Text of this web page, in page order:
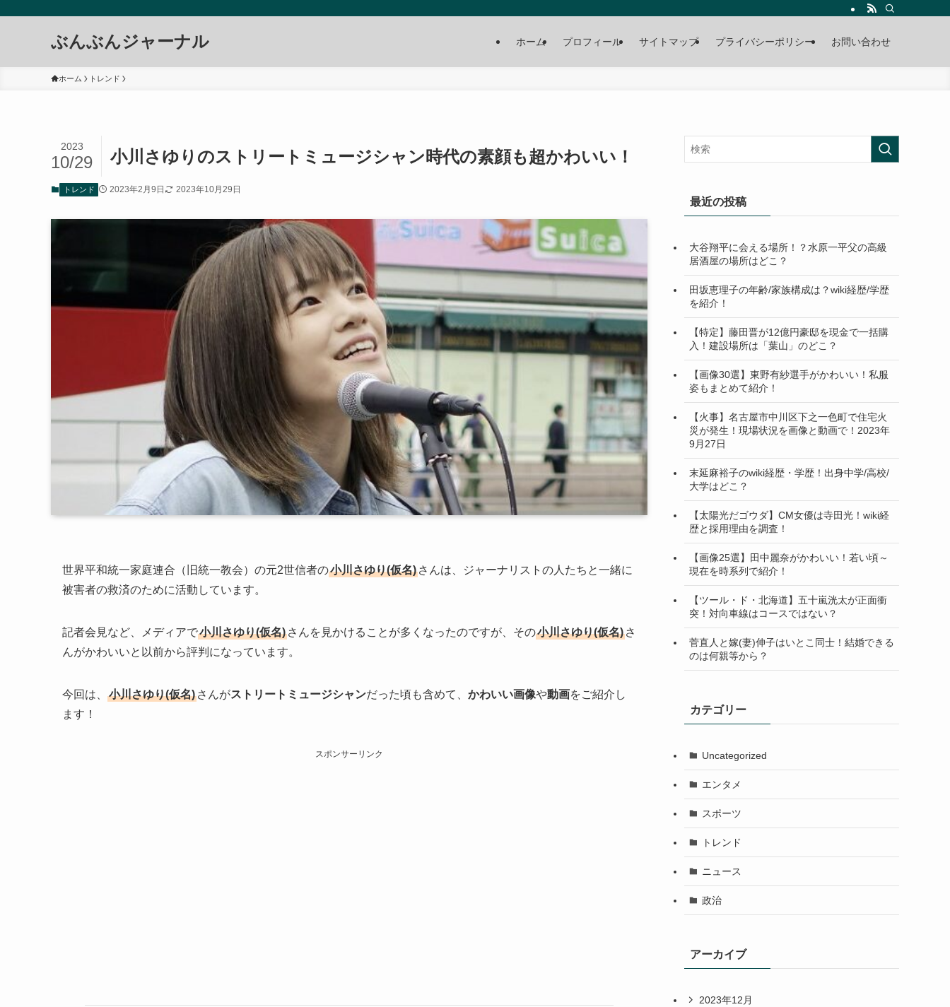
ぶんぶんジャーナル ホーム プロフィール サイトマップ プライバシーポリシー お問い合わせ
ホーム トレンド
小川さゆりのストリートミュージシャン時代の素顔も超かわいい！
2023
10/29
トレンド 2023年2月9日 2023年10月29日
世界平和統一家庭連合（旧統一教会）の元2世信者の小川さゆり(仮名) さんは、ジャーナリストの人たちと一緒に
被害者の救済のために活動しています。
記者会見など、メディアで小川さゆり(仮名) さんを見かけることが多くなったのですが、その小川さゆり(仮名) さ
んがかわいいと以前から評判になっています。
今回は、 小川さゆり(仮名) さんがストリートミュージシャンだった頃も含めて、 かわいい画像や動画をご紹介し
ます！
スポンサーリンク
最近の投稿
大谷翔平に会える場所！？水原一平父の高級
居酒屋の場所はどこ？
田坂恵理子の年齢/家族構成は？wiki経歴/学歴
を紹介！
【特定】藤田晋が12億円豪邸を現金で一括購
入！建設場所は「葉山」のどこ？
【画像30選】東野有紗選手がかわいい！私服
姿もまとめて紹介！
【火事】名古屋市中川区下之一色町で住宅火
災が発生！現場状況を画像と動画で！2023年
9月27日
末延麻裕子のwiki経歴・学歴！出身中学/高校/
大学はどこ？
【太陽光だゴウダ】CM女優は寺田光！wiki経
歴と採用理由を調査！
【画像25選】田中麗奈がかわいい！若い頃～
現在を時系列で紹介！
【ツール・ド・北海道】五十嵐洸太が正面衝
突！対向車線はコースではない？
菅直人と嫁(妻)伸子はいとこ同士！結婚できる
のは何親等から？
カテゴリー
Uncategorized
エンタメ
スポーツ
トレンド
ニュース
政治
アーカイブ
2023年12月